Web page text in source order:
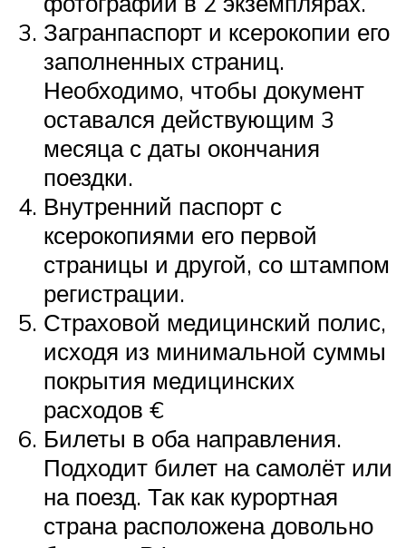
Загранпаспорт и ксерокопии его
заполненных страниц.
Необходимо, чтобы документ
оставался действующим 3
месяца с даты окончания
поездки.
Внутренний паспорт с
ксерокопиями его первой
страницы и другой, со штампом
регистрации.
Страховой медицинский полис,
исходя из минимальной суммы
покрытия медицинских
расходов €
Билеты в оба направления.
Подходит билет на самолёт или
на поезд. Так как курортная
страна расположена довольно